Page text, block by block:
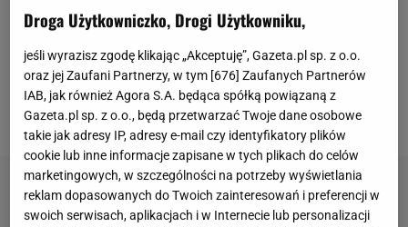
przyszłorocznych mistrzostw Europy.Zawodnicy
Fernando Santosa zagrali bardzo słabe spotkanie i
przegrali w Pradze 1:3 z Czechami. Gospodarze już
w trzeciej minucie wyszli na 2:0, co wyraźnie
wpłynęło na postawę naszych zawodników.
Droga Użytkowniczko, Drogi Użytkowniku,
jeśli wyrazisz zgodę klikając „Akceptuję”, Gazeta.pl sp. z o.o.
oraz jej Zaufani Partnerzy, w tym [676] Zaufanych Partnerów
IAB, jak również Agora S.A. będąca spółką powiązaną z
Gazeta.pl sp. z o.o., będą przetwarzać Twoje dane osobowe
takie jak adresy IP, adresy e-mail czy identyfikatory plików
cookie lub inne informacje zapisane w tych plikach do celów
marketingowych, w szczególności na potrzeby wyświetlania
reklam dopasowanych do Twoich zainteresowań i preferencji w
swoich serwisach, aplikacjach i w Internecie lub personalizacji